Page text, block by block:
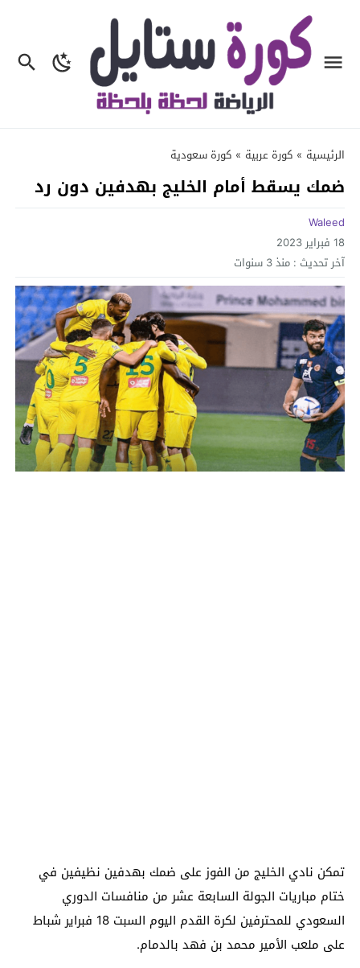
الرئيسية » كورة عربية » كورة سعودية
ضمك يسقط أمام الخليج بهدفين دون رد
Waleed
18 فبراير 2023
آخر تحديث : منذ 3 سنوات
تمكن نادي الخليج من الفوز على ضمك بهدفين نظيفين في
ختام مباريات الجولة السابعة عشر من منافسات الدوري
السعودي للمحترفين لكرة القدم اليوم السبت 18 فبراير شباط
على ملعب الأمير محمد بن فهد بالدمام.